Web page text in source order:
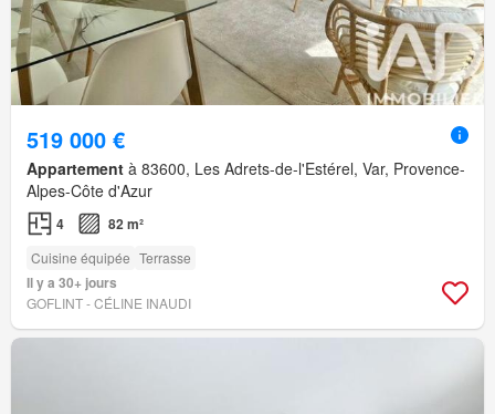
519 000 €
Appartement à 83600, Les Adrets-de-l'Estérel, Var, Provence-
Alpes-Côte d'Azur
4 82 m²
Cuisine équipée Terrasse
Il y a 30+ jours
GOFLINT - CÉLINE INAUDI